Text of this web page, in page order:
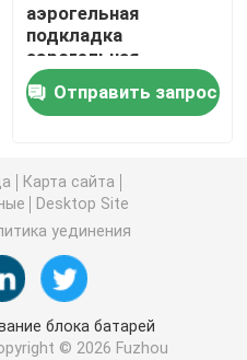
термальная
аэрогельная
подкладка
аэрогельная
теплоизоляция для
батарей
электромобилей
Отправить запрос
Карта сайта
Desktop Site
уединения
блока батарей
© 2026 Fuzhou